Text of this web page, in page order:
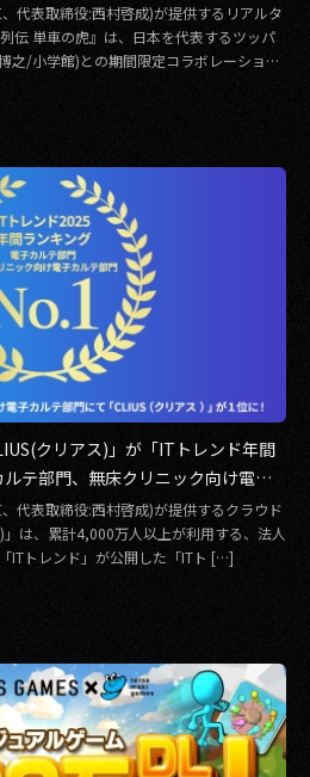
代表取締役:西村啓成)が提供するリアルタ
伝 単車の虎』は、日本を代表するツッパ
之/小学館)との期間限定コラボレーション
クリアス)」が「ITトレンド年間
テ部門、無床クリニック向け電子
得
代表取締役:西村啓成)が提供するクラウド
は、累計4,000万人以上が利用する、法人
ITトレンド」が公開した「ITト […]